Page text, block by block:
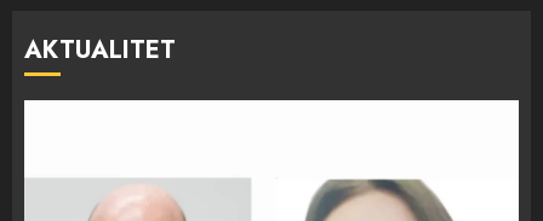
AKTUALITET